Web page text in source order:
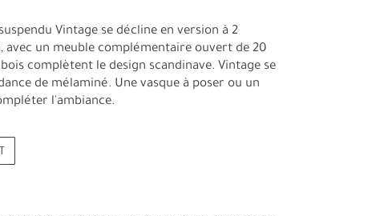
Vintage se décline en version à 2
avec un meuble complémentaire ouvert de 20
complètent le design scandinave. Vintage se
de mélaminé. Une vasque à poser ou un
l'ambiance.